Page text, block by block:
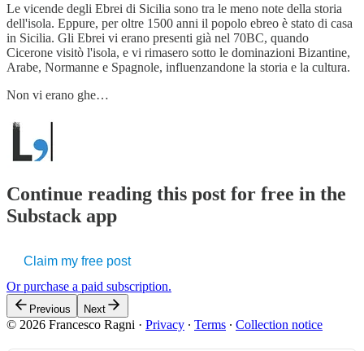
Le vicende degli Ebrei di Sicilia sono tra le meno note della storia
dell'isola. Eppure, per oltre 1500 anni il popolo ebreo è stato di casa
in Sicilia. Gli Ebrei vi erano presenti già nel 70BC, quando
Cicerone visitò l'isola, e vi rimasero sotto le dominazioni Bizantine,
Arabe, Normanne e Spagnole, influenzandone la storia e la cultura.
Non vi erano ghe…
Continue reading this post for free in the
Substack app
Claim my free post
Or purchase a paid subscription.
Previous Next
© 2026 Francesco Ragni · Privacy ∙ Terms ∙ Collection notice